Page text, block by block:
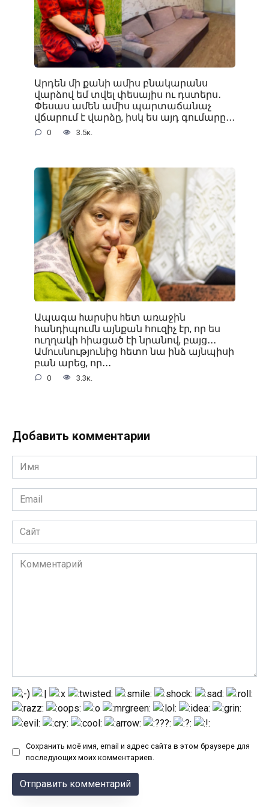
Արդեն մի քանի ամիս բնակարանս
վարձով եմ տվել փեսայիս ու դստերս․
Փեսաս ամեն ամիս պարտաճանաչ
վճարում է վարձը, իսկ ես այդ գումարը․․․
0 3.5к.
Ապագա hարսիս hետ առաջին
հանդիպումն այնքան հուզիչ էր, որ ես
ուղղակի հիացած էի նրանով, բայց․․․
Ամուսնությունից հետո նա ինձ այնպիսի
բան արեց, որ․․․
0 3.3к.
Добавить комментарии
Имя
*
Email
*
Сайт
Комментарий
Сохранить моё имя, email и адрес сайта в этом браузере для
последующих моих комментариев.